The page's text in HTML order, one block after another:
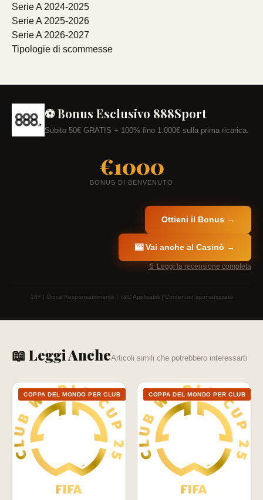
Serie A 2024-2025
Serie A 2025-2026
Serie A 2026-2027
Tipologie di scommesse
⚽ Bonus Esclusivo 888Sport
Subito 50€ GRATIS + 100% fino 1.000€ sulla prima ricarica.
€1000
BONUS DI BENVENUTO
Ottieni il Bonus →
🎰 Vai anche al Casinò →
📄 Leggi la recensione completa
18+ | Gioca Responsabilmente | T&C Applicabili | Contenuto sponsorizzato
📖 Leggi AncheArticoli simili che potrebbero interessarti
COPPA DEL MONDO PER CLUB COPPA DEL MONDO PER CLUB